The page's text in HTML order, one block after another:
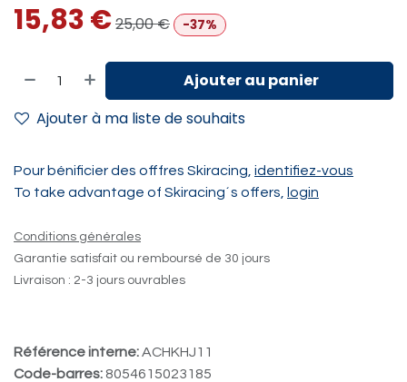
15,83€25,00€ -37%
Ajouter au panier
Ajouter à ma liste de souhaits
Pour bénificier des offfres Skiracing, identifiez-vous
To take advantage of Skiracing´s offers,
login
Conditions générales
Garantie satisfait ou remboursé de 30 jours
Livraison : 2-3 jours ouvrables
Référence interne:ACHKHJ11
Code-barres: 8054615023185